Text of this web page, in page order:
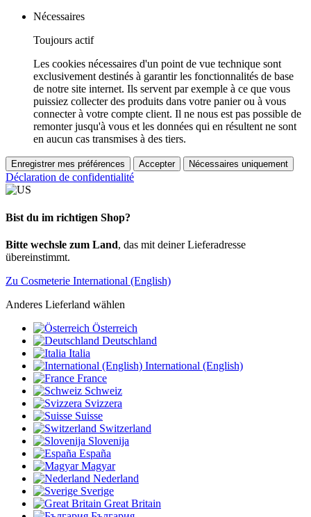
Nécessaires
Toujours actif
Les cookies nécessaires d'un point de vue technique sont
exclusivement destinés à garantir les fonctionnalités de base
de notre site internet. Ils servent par exemple à ce que vous
puissiez collecter des produits dans votre panier ou à vous
connecter à votre compte client. Il ne nous est pas possible de
remonter jusqu'à vous et les données qui en résultent ne sont
en aucun cas transmises à des tiers.
Enregistrer mes préférences Accepter Nécessaires uniquement
Déclaration de confidentialité
Bist du im richtigen Shop?
Bitte wechsle zum Land, das mit deiner Lieferadresse
übereinstimmt.
Zu Cosmeterie International (English)
Anderes Lieferland wählen
Österreich
Deutschland
Italia
International (English)
France
Schweiz
Svizzera
Suisse
Switzerland
Slovenija
España
Magyar
Nederland
Sverige
Great Britain